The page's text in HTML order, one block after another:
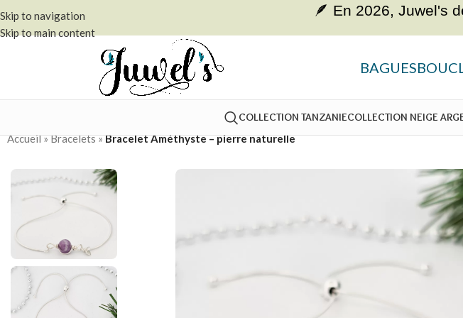
Skip to navigation
Skip to main content
🪶 En 2026, Juwel's
BAGUES
COLLECTION TANZANIECOLLECTION NEIGE
Accueil»Bracelets»Bracelet Améthyste – pierre naturelle